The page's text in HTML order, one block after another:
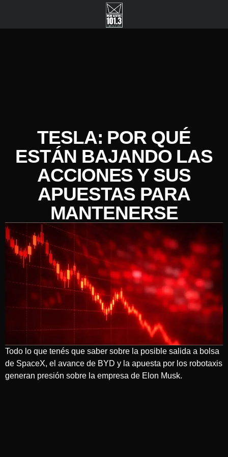
TESLA: POR QUÉ
ESTÁN BAJANDO LAS
ACCIONES Y SUS
APUESTAS PARA
MANTENERSE
Todo lo que tenés que saber sobre la posible salida a bolsa
de SpaceX, el avance de BYD y la apuesta por los robotaxis
generan presión sobre la empresa de Elon Musk.